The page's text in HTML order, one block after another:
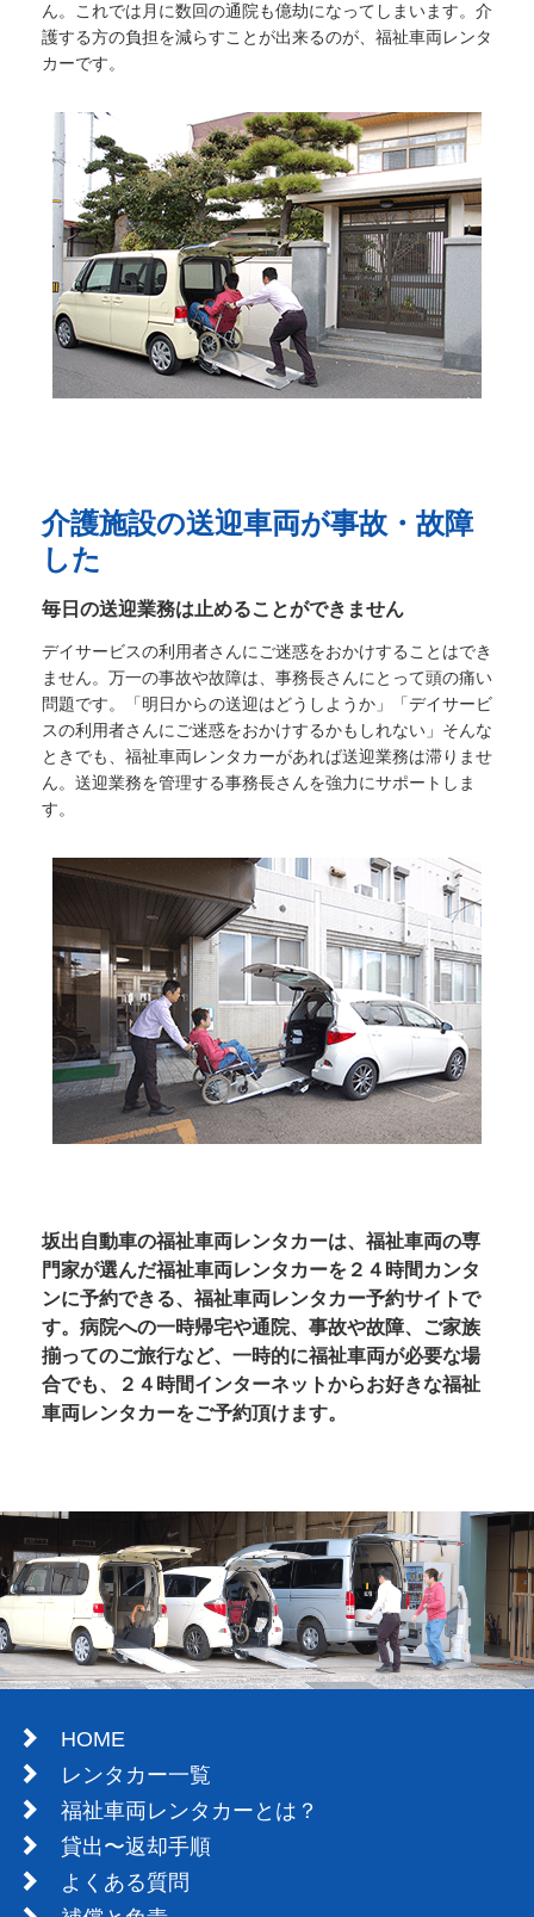
ん。これでは月に数回の通院も億劫になってしまいます。介
護する方の負担を減らすことが出来るのが、福祉車両レンタ
カーです。
介護施設の送迎車両が事故・故障
した
毎日の送迎業務は止めることができません
デイサービスの利用者さんにご迷惑をおかけすることはでき
ません。万一の事故や故障は、事務長さんにとって頭の痛い
問題です。「明日からの送迎はどうしようか」「デイサービ
スの利用者さんにご迷惑をおかけするかもしれない」そんな
ときでも、福祉車両レンタカーがあれば送迎業務は滞りませ
ん。送迎業務を管理する事務長さんを強力にサポートしま
す。
坂出自動車の福祉車両レンタカーは、福祉車両の専
門家が選んだ福祉車両レンタカーを２４時間カンタ
ンに予約できる、福祉車両レンタカー予約サイトで
す。病院への一時帰宅や通院、事故や故障、ご家族
揃ってのご旅行など、一時的に福祉車両が必要な場
合でも、２４時間インターネットからお好きな福祉
車両レンタカーをご予約頂けます。
HOME
レンタカー一覧
福祉車両レンタカーとは？
貸出〜返却手順
よくある質問